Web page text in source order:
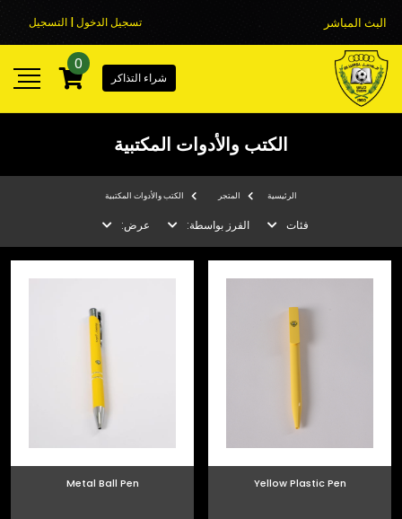
البث المباشر تسجيل الدخول | التسجيل
شراء التذاكر
0
الكتب والأدوات المكتبية
الرئيسية المتجر الكتب والأدوات المكتبية
فئات الفرز بواسطة: عرض:
Yellow Plastic Pen
Metal Ball Pen